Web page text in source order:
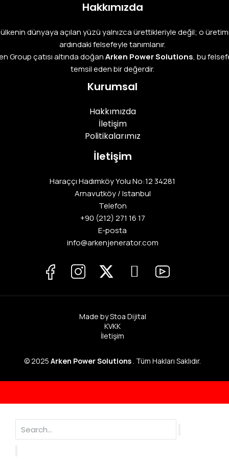
Hakkımızda
dünyaya açılan yüzü yalnızca ürettikleriyle değil; o
ardındaki felsefeyle tanımlanır.
Group çatısı altında doğanArken Power Solutions, bu
temsil eden bir değerdir.
Kurumsal
Hakkımızda
İletişim
Politikalarımız
İletişim
Haraççı Hadımköy Yolu No:12 34281
Arnavutköy / Istanbul
Telefon
+90 (212) 271 16 17
E-posta
info@arkenjenerator.com
© 2025 Arken Power Solutions. Tüm Hakları Saklıdır.
Made by Stoa Dijital
KVKK
İletişim